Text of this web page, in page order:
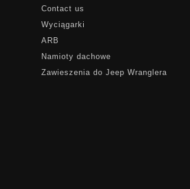
Contact us
Wyciągarki
ARB
Namioty dachowe
Zawieszenia do Jeep Wranglera